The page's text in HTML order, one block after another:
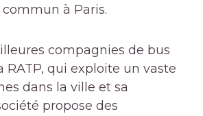
à Paris.
compagnies de bus
RATP, qui exploite un vaste
dans la ville et sa
propose des